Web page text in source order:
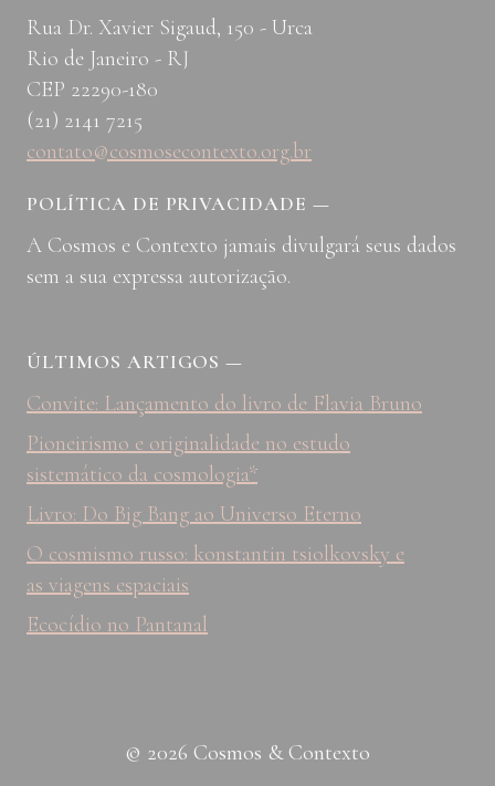
Rua Dr. Xavier Sigaud, 150 - Urca
Rio de Janeiro - RJ
CEP 22290-180
(21) 2141 7215
contato@cosmosecontexto.org.br
POLÍTICA DE PRIVACIDADE—
A Cosmos e Contexto jamais divulgará seus dados
sem a sua expressa autorização.
ÚLTIMOS ARTIGOS—
Convite: Lançamento do livro de Flavia Bruno
Pioneirismo e originalidade no estudo
sistemático da cosmologia*
Livro: Do Big Bang ao Universo Eterno
O cosmismo russo: konstantin tsiolkovsky e
as viagens espaciais
Ecocídio no Pantanal
© 2026 Cosmos & Contexto